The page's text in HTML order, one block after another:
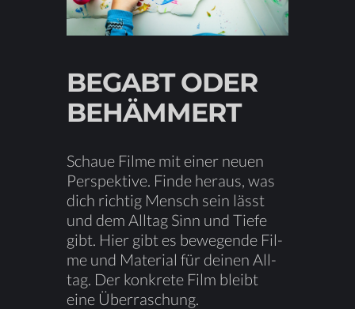
BE­GABT ODER
BEHÄMMERT
Schaue Fil­me mit ei­ner neu­en
Per­spek­ti­ve. Fin­deher­aus, was
dich rich­tig Mensch sein lässt
und dem All­tag Sinn und Tie­fe
gibt. Hier gibt es be­we­gen­de Fil­
me und Ma­te­ri­al für dei­nen All­
tag. Der kon­kre­te Film bleibt
eine Überraschung.